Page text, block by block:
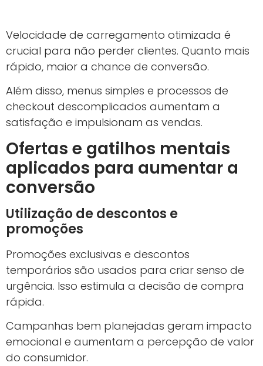
Velocidade de carregamento otimizada é
crucial para não perder clientes. Quanto mais
rápido, maior a chance de conversão.
Além disso, menus simples e processos de
checkout descomplicados aumentam a
satisfação e impulsionam as vendas.
Ofertas e gatilhos mentais
aplicados para aumentar a
conversão
Utilização de descontos e
promoções
Promoções exclusivas e descontos
temporários são usados para criar senso de
urgência. Isso estimula a decisão de compra
rápida.
Campanhas bem planejadas geram impacto
emocional e aumentam a percepção de valor
do consumidor.